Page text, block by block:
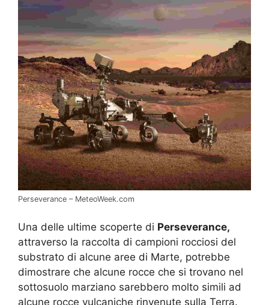
Perseverance – MeteoWeek.com
Una delle ultime scoperte di Perseverance,
attraverso la raccolta di campioni rocciosi del
substrato di alcune aree di Marte, potrebbe
dimostrare che alcune rocce che si trovano nel
sottosuolo marziano sarebbero molto simili ad
alcune rocce vulcaniche rinvenute sulla Terra.